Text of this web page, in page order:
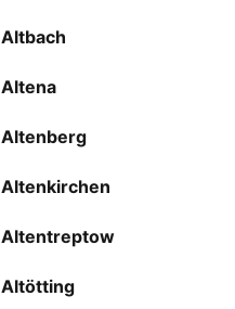
Altbach
Altena
Altenberg
Altenkirchen
Altentreptow
Altötting